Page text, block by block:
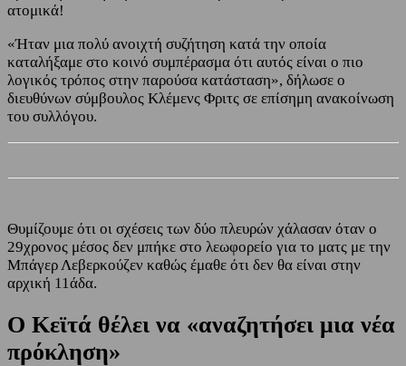
ατομικά!
«Ήταν μια πολύ ανοιχτή συζήτηση κατά την οποία
καταλήξαμε στο κοινό συμπέρασμα ότι αυτός είναι ο πιο
λογικός τρόπος στην παρούσα κατάσταση», δήλωσε ο
διευθύνων σύμβουλος Κλέμενς Φριτς σε επίσημη ανακοίνωση
του συλλόγου.
Θυμίζουμε ότι οι σχέσεις των δύο πλευρών χάλασαν όταν ο
29χρονος μέσος δεν μπήκε στο λεωφορείο για το ματς με την
Μπάγερ Λεβερκούζεν καθώς έμαθε ότι δεν θα είναι στην
αρχική 11άδα.
Ο Κεϊτά θέλει να «αναζητήσει μια νέα
πρόκληση»